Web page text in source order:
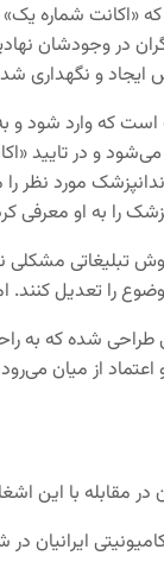
«اکانت شماره
در وجودشان
ایجاد و نگهداری
است که وارد شود
می‌شود و در
مورد نظر
را به او معرفی
تبلیغاتی مشکلی
را تعدیل کنند.
طراحی شده که به
از میان
مقابله با این
ایرانیان